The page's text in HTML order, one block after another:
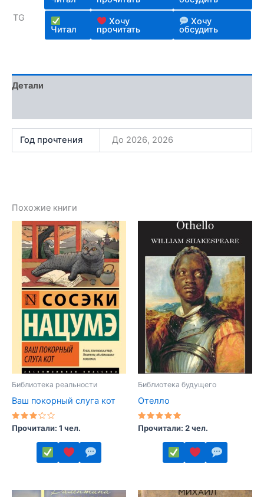
TG
Читал
Хочу
прочитать
Хочу
обсудить
Детали
Год прочтения До 2026, 2026
Похожие книги
Библиотека реальности
Ваш покорный слуга кот
Оценка
3.00
Прочитали: 1 чел.
товар
Библиотека будущего
Отелло
Оценка
5.00
Прочитали: 2 чел.
товар